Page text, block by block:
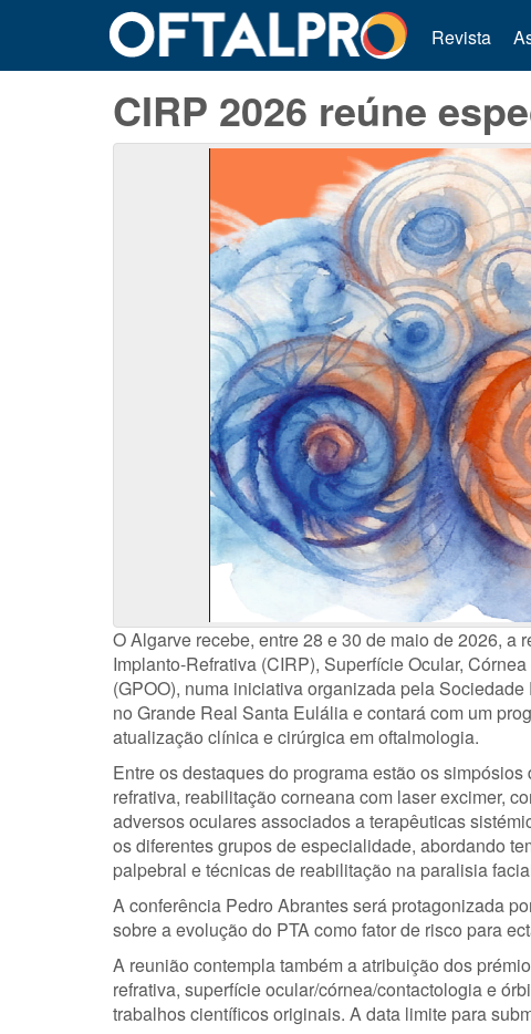
Revista
CIRP 2026 reúne
O Algarve recebe, entre 28 e 30 de maio de 2026,
Implanto-Refrativa (CIRP), Superfície Ocular,
(GPOO), numa iniciativa organizada pela
no Grande Real Santa Eulália e contará com um
atualização clínica e cirúrgica em oftalmologia.
Entre os destaques do programa estão os
refrativa, reabilitação corneana com laser excimer,
adversos oculares associados a terapêuticas
os diferentes grupos de especialidade, abordando
palpebral e técnicas de reabilitação na paralisia
A conferência Pedro Abrantes será protagonizada
sobre a evolução do PTA como fator de risco para
A reunião contempla também a atribuição dos
refrativa, superfície ocular/córnea/contactologia e
trabalhos científicos originais. A data limite para